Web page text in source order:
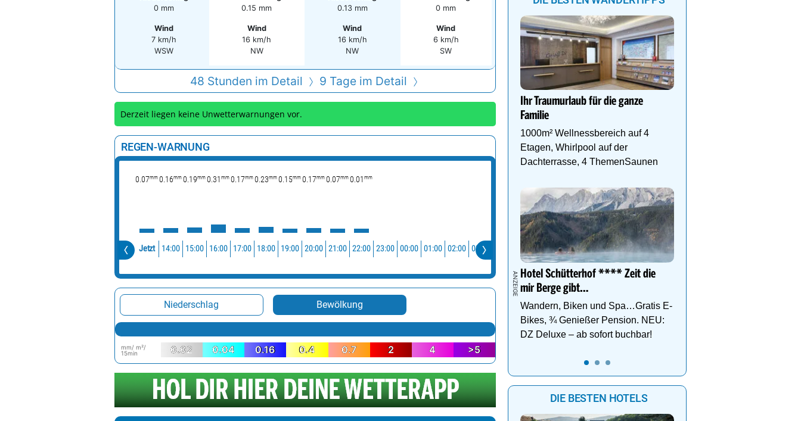
0 mm
Wind
7 km/h
WSW
0.15 mm
Wind
16 km/h
NW
0.13 mm
Wind
16 km/h
NW
0 mm
Wind
6 km/h
SW
48 Stunden im Detail 9 Tage im Detail
Derzeit liegen keine Unwetterwarnungen vor.
REGEN-WARNUNG
0.07mm 0.16mm 0.19mm 0.31 mm 0.17mm 0.23mm 0.15mm 0.17mm 0.07mm 0.01 mm
Jetzt 14:00 15:00 16:00 17:00 18:00 19:00 20:00 21:00 22:00 23:00 00:00 01:00 02:00 03:00 05:00 06:00 07:00 08:00 09:00
Niederschlag Bewölkung
mm/ m²/
15min
0.02 0.04 0.16 0.4 0.7 2 4 >5
Ihr Traumurlaub für die ganze
Familie
1000m² Wellnessbereich auf 4
Etagen, Whirlpool auf der
Dachterrasse, 4 ThemenSaunen
Hotel Schütterhof **** Zeit die
mir Berge gibt…
Wandern, Biken und Spa…Gratis E-
Bikes, ¾ Genießer Pension. NEU:
DZ Deluxe – ab sofort buchbar!
DIE BESTEN HOTELS